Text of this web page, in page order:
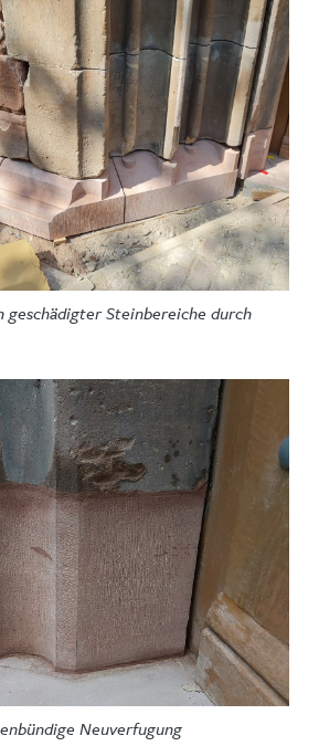
geschädigter Steinbereiche durch
Neuverfugung